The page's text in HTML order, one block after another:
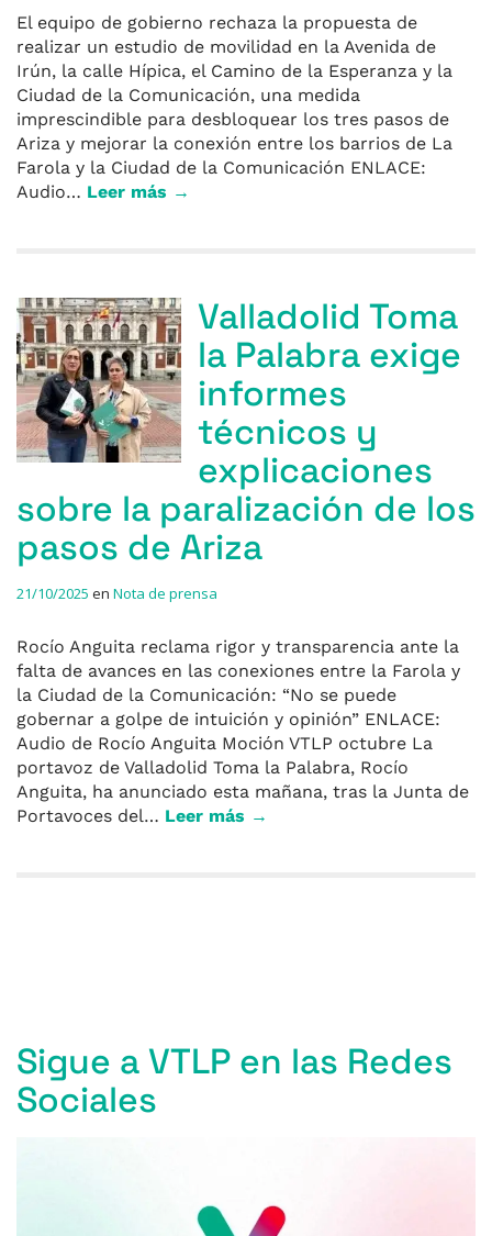
El equipo de gobierno rechaza la propuesta de
realizar un estudio de movilidad en la Avenida de
Irún, la calle Hípica, el Camino de la Esperanza y la
Ciudad de la Comunicación, una medida
imprescindible para desbloquear los tres pasos de
Ariza y mejorar la conexión entre los barrios de La
Farola y la Ciudad de la Comunicación ENLACE:
Audio… Leer más →
Valladolid Toma
la Palabra exige
informes
técnicos y
explicaciones
sobre la paralización de los
pasos de Ariza
21/10/2025 en Nota de prensa
Rocío Anguita reclama rigor y transparencia ante la
falta de avances en las conexiones entre la Farola y
la Ciudad de la Comunicación: “No se puede
gobernar a golpe de intuición y opinión” ENLACE:
Audio de Rocío Anguita Moción VTLP octubre La
portavoz de Valladolid Toma la Palabra, Rocío
Anguita, ha anunciado esta mañana, tras la Junta de
Portavoces del… Leer más →
Sigue a VTLP en las Redes
Sociales